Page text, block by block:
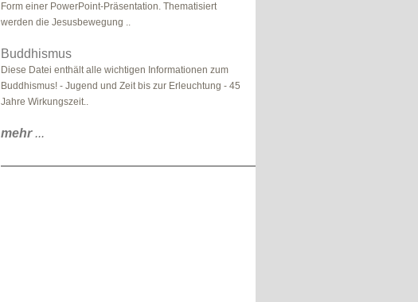
Form einer PowerPoint-Präsentation. Thematisiert
werden die Jesusbewegung ..
Buddhismus
Diese Datei enthält alle wichtigen Informationen zum
Buddhismus! - Jugend und Zeit bis zur Erleuchtung - 45
Jahre Wirkungszeit..
mehr...